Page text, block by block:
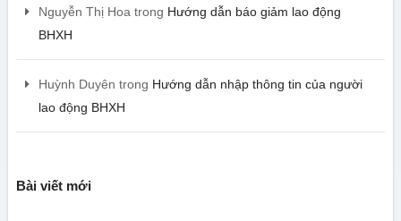
Nguyễn Thị Hoa trong Hướng dẫn báo giảm lao động
BHXH
Huỳnh Duyên trong Hướng dẫn nhập thông tin của người
lao động BHXH
Bài viết mới